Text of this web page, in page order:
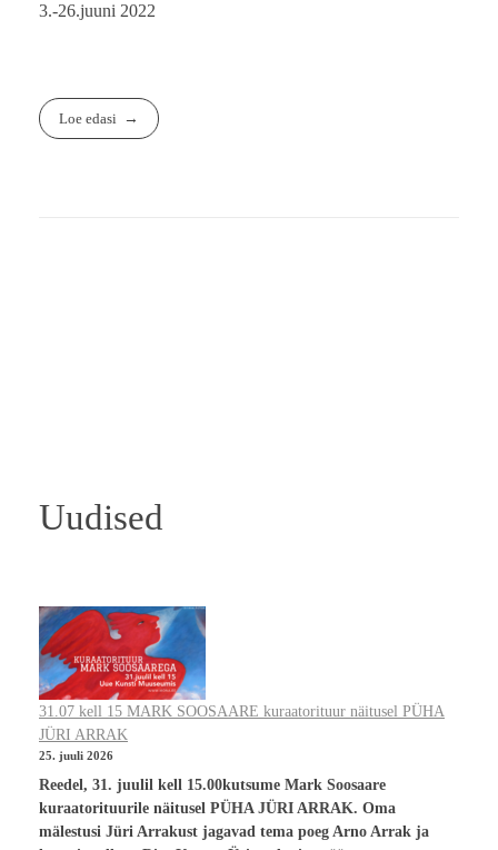
3.-26.juuni 2022
Loe edasi
Uudised
31.07 kell 15 MARK SOOSAARE kuraatorituur näitusel PÜHA
JÜRI ARRAK
25. juuli 2026
Reedel, 31. juulil kell 15.00kutsume Mark Soosaare
kuraatorituurile näitusel PÜHA JÜRI ARRAK. Oma
mälestusi Jüri Arrakust jagavad tema poeg Arno Arrak ja